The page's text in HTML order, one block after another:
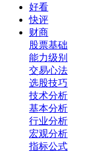
好看
快评
财商
股票基础
能力级别
交易心法
选股技巧
技术分析
基本分析
行业分析
宏观分析
指标公式